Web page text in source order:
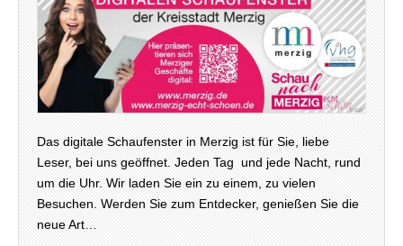
Das digitale Schaufenster in Merzig ist für Sie, liebe
Leser, bei uns geöffnet. Jeden Tag und jede Nacht, rund
um die Uhr. Wir laden Sie ein zu einem, zu vielen
Besuchen. Werden Sie zum Entdecker, genießen Sie die
neue Art…